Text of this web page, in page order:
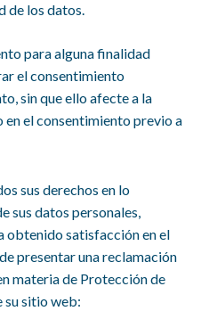
de los datos.
para alguna finalidad
el consentimiento
sin que ello afecte a la
el consentimiento previo a
sus derechos en lo
sus datos personales,
obtenido satisfacción en el
presentar una reclamación
materia de Protección de
su sitio web: